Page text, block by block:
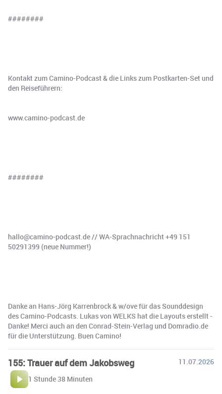
########
Kontakt zum Camino-Podcast & die Links zum Postkarten-Set und
den Reiseführern:
www.⁠⁠⁠⁠⁠⁠⁠⁠⁠⁠⁠⁠⁠camino-podcast.de⁠⁠⁠⁠⁠⁠⁠⁠⁠⁠⁠⁠⁠
########
hallo@camino-podcast.de⁠⁠⁠⁠⁠⁠ // ⁠⁠⁠⁠WA-Sprachnachricht +49 151
50291399 (neue Nummer!)
Danke an Hans-Jörg Karrenbrock & w/ove für das Sounddesign
des Camino-Podcasts. Lukas von WELKS hat die Layouts erstellt -
Danke! Merci auch an den Conrad-Stein-Verlag und ⁠⁠Domradio.de⁠⁠
für die Unterstützung. Buen Camino!
155: Trauer auf dem Jakobsweg
11.07.2026
1 Stunde 38 Minuten